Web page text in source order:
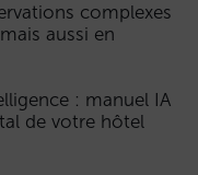
complexes
aussi en
: manuel IA
de votre hôtel